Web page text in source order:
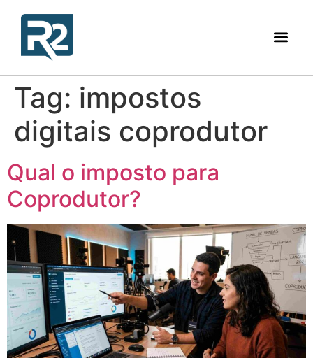
Tag: impostos
digitais coprodutor
Qual o imposto para
Coprodutor?